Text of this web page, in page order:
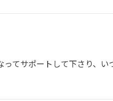
てサポートして下さり、